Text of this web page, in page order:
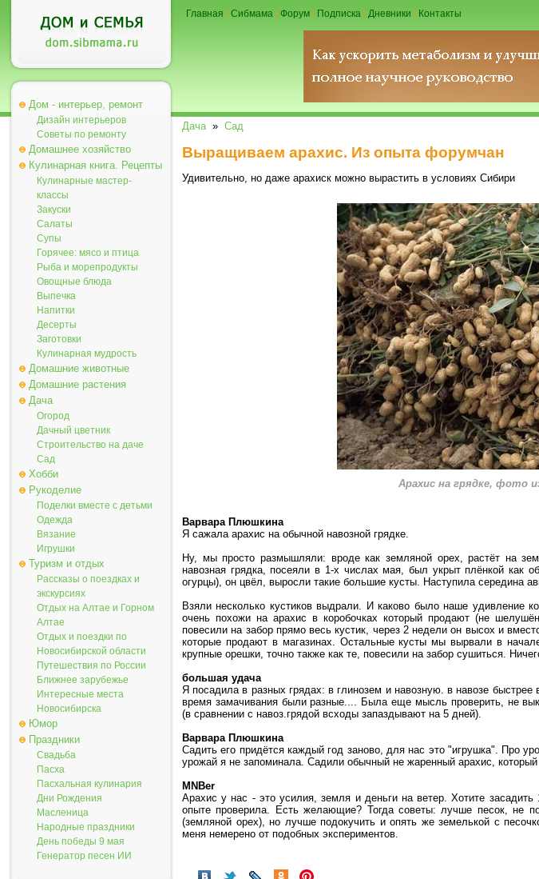
Дом - интерьер, ремонт
Дизайн интерьеров
Советы по ремонту
Домашнее хозяйство
Кулинарная книга. Рецепты
Кулинарные мастер-
классы
Закуски
Салаты
Супы
Горячее: мясо и птица
Рыба и морепродукты
Овощные блюда
Выпечка
Напитки
Десерты
Заготовки
Кулинарная мудрость
Домашние животные
Домашние растения
Дача
Огород
Дачный цветник
Строительство на даче
Сад
Хобби
Рукоделие
Поделки вместе с детьми
Одежда
Вязание
Игрушки
Туризм и отдых
Рассказы о поездках и
экскурсиях
Отдых на Алтае и Горном
Алтае
Отдых и поездки по
Новосибирской области
Путешествия по России
Ближнее зарубежье
Интересные места
Новосибирска
Юмор
Праздники
Свадьба
Пасха
Пасхальная кулинария
Дни Рождения
Масленица
Народные праздники
День победы 9 мая
Генератор песен ИИ
Главная Сибмама Форум Подписка Дневники Контакты
Дача» Сад
Выращиваем арахис. Из опыта форумчан
Удивительно, но даже арахиск можно вырастить в условиях Сибири
Арахис на грядке, фото
Варвара Плюшкина
Я сажала арахис на обычной навозной грядке.
Ну, мы просто размышляли: вроде как земляной орех, растёт на
навозная грядка, посеяли в 1-х числах мая, был укрыт плёнкой
огурцы), он цвёл, выросли такие большие кусты. Наступила середина
Взяли несколько кустиков выдрали. И каково было наше удивление
очень похожи на арахис в коробочках который продают (не
повесили на забор прямо весь кустик, через 2 недели он высох и
которые продают в магазинах. Остальные кусты мы вырвали в
крупные орешки, точно также как те, повесили на забор сушиться.
большая удача
Я посадила в разных грядах: в глинозем и навозную. в навозе
время замачивания были разные.... Была еще мысль проверить, не
(в сравнении с навоз.грядой всходы запаздывают на 5 дней).
Варвара Плюшкина
Садить его придётся каждый год заново, для нас это "игрушка". Про
урожай я не запоминала. Садили обычный не жаренный арахис, который
MNBer
Арахис у нас - это усилия, земля и деньги на ветер. Хотите
опыте проверила. Есть желающие? Тогда советы: лучше песок, не
(земляной орех), но лучше подокучить и опять же земелькой с
меня немерено от подобных экспериментов.